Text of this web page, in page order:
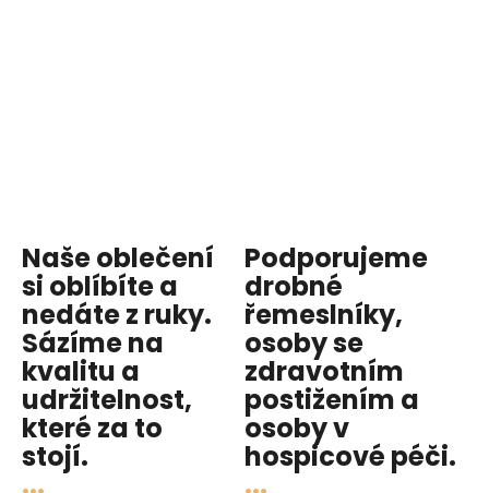
Naše oblečení
si oblíbíte a
nedáte z ruky.
Sázíme na
kvalitu a
udržitelnost,
které za to
stojí.
...
Podporujeme
drobné
řemeslníky,
osoby se
zdravotním
postižením a
osoby v
hospicové péči.
...